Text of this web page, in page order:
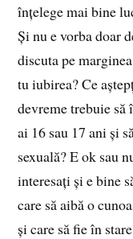
înțelege mai bine
Și nu e vorba doar
discuta pe
tu iubirea? Ce
devreme trebuie să
ai 16 sau 17 ani și
sexuală? E ok sau
interesați și e bine
care să aibă o
și care să fie în